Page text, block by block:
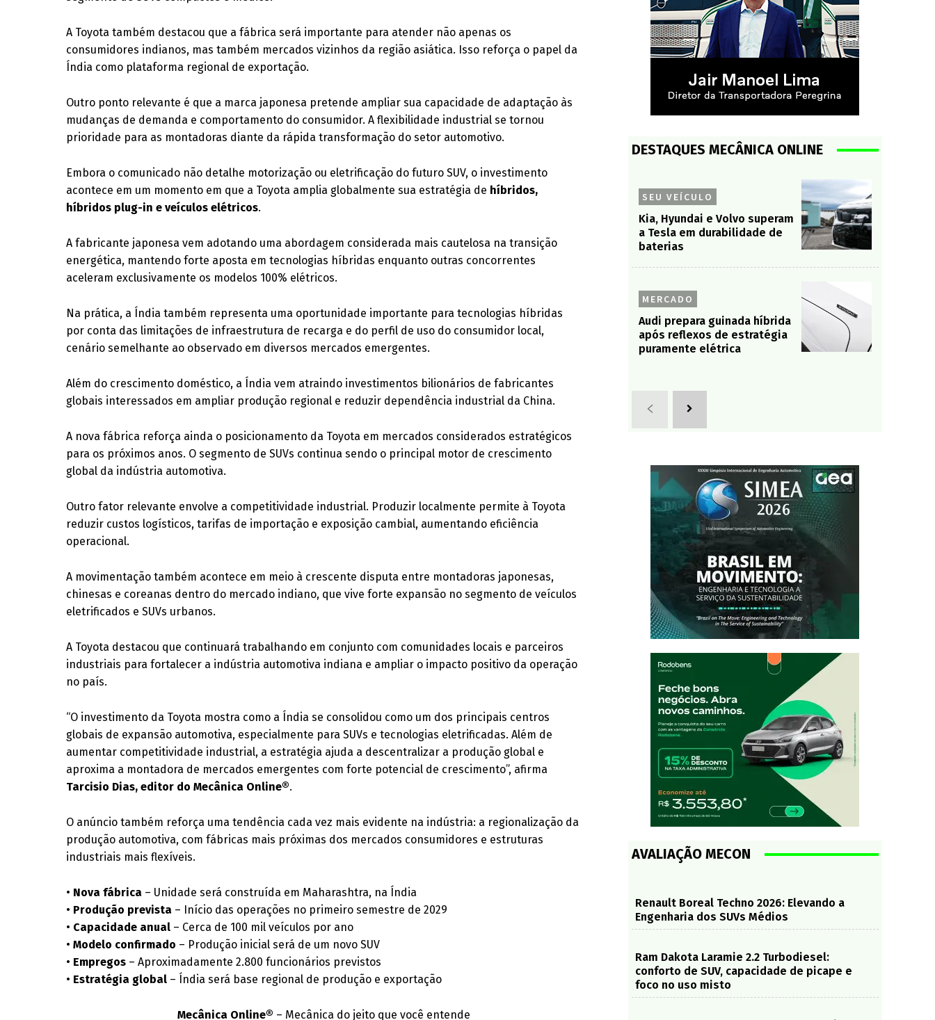
A Toyota também destacou que a fábrica será importante para atender não apenas os
consumidores indianos, mas também mercados vizinhos da região asiática. Isso reforça o papel da
Índia como plataforma regional de exportação.
Outro ponto relevante é que a marca japonesa pretende ampliar sua capacidade de adaptação às
mudanças de demanda e comportamento do consumidor. A flexibilidade industrial se tornou
prioridade para as montadoras diante da rápida transformação do setor automotivo.
Embora o comunicado não detalhe motorização ou eletrificação do futuro SUV, o investimento
acontece em um momento em que a Toyota amplia globalmente sua estratégia de híbridos,
híbridos plug-in e veículos elétricos.
A fabricante japonesa vem adotando uma abordagem considerada mais cautelosa na transição
energética, mantendo forte aposta em tecnologias híbridas enquanto outras concorrentes
aceleram exclusivamente os modelos 100% elétricos.
Na prática, a Índia também representa uma oportunidade importante para tecnologias híbridas
por conta das limitações de infraestrutura de recarga e do perfil de uso do consumidor local,
cenário semelhante ao observado em diversos mercados emergentes.
Além do crescimento doméstico, a Índia vem atraindo investimentos bilionários de fabricantes
globais interessados em ampliar produção regional e reduzir dependência industrial da China.
A nova fábrica reforça ainda o posicionamento da Toyota em mercados considerados estratégicos
para os próximos anos. O segmento de SUVs continua sendo o principal motor de crescimento
global da indústria automotiva.
Outro fator relevante envolve a competitividade industrial. Produzir localmente permite à Toyota
reduzir custos logísticos, tarifas de importação e exposição cambial, aumentando eficiência
operacional.
A movimentação também acontece em meio à crescente disputa entre montadoras japonesas,
chinesas e coreanas dentro do mercado indiano, que vive forte expansão no segmento de veículos
eletrificados e SUVs urbanos.
A Toyota destacou que continuará trabalhando em conjunto com comunidades locais e parceiros
industriais para fortalecer a indústria automotiva indiana e ampliar o impacto positivo da operação
no país.
“O investimento da Toyota mostra como a Índia se consolidou como um dos principais centros
globais de expansão automotiva, especialmente para SUVs e tecnologias eletrificadas. Além de
aumentar competitividade industrial, a estratégia ajuda a descentralizar a produção global e
aproxima a montadora de mercados emergentes com forte potencial de crescimento”, afirma
Tarcisio Dias, editor do Mecânica Online®.
O anúncio também reforça uma tendência cada vez mais evidente na indústria: a regionalização da
produção automotiva, com fábricas mais próximas dos mercados consumidores e estruturas
industriais mais flexíveis.
• Nova fábrica – Unidade será construída em Maharashtra, na Índia
• Produção prevista – Início das operações no primeiro semestre de 2029
• Capacidade anual – Cerca de 100 mil veículos por ano
•Modelo confirmado – Produção inicial será de um novo SUV
• Empregos – Aproximadamente 2.800 funcionários previstos
• Estratégia global – Índia será base regional de produção e exportação
Mecânica Online® – Mecânica do jeito que você entende
DESTAQUES MECÂNICA ONLINE
SEU VEÍCULO
Kia, Hyundai e Volvo superam
a Tesla em durabilidade de
baterias
MERCADO
Audi prepara guinada híbrida
após reflexos de estratégia
puramente elétrica
AVALIAÇÃO MECON
Renault Boreal Techno 2026: Elevando a
Engenharia dos SUVs Médios
Ram Dakota Laramie 2.2 Turbodiesel:
conforto de SUV, capacidade de picape e
foco no uso misto